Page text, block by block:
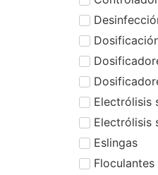
Electrólisis
Electrólisis
Eslingas
Floculantes